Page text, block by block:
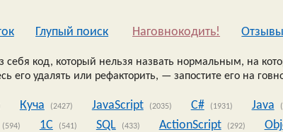
Глупый поиск Наговнокодить! Oтзывы
код, который нельзя назвать нормальным, на
его удалять или рефакторить, — запостите его на
Куча (2427) JavaScript (2035) C# (1931) Java
(594) 1C (541) SQL (433) ActionScript (292)